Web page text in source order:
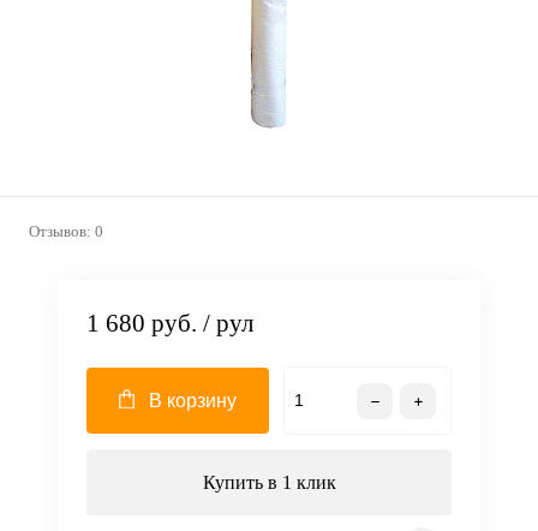
Отзывов: 0
1 680 руб. / рул
В корзину
Купить в 1 клик